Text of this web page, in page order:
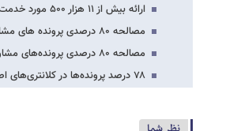
ارائه بیش از ۱۱ هزار ۵۰۰ مورد خدمت مشاوره و روانشناسی به مددجویان هرمزگانی
مصالحه ۸۰ درصدی پرونده های مشاوره در دورود / بهره مندی ۱۸۸ نفر از خدمات مشاوره پلیس…
مصالحه ۸۰ درصدی پرونده‌های مشاوره در دورود
۷۸ درصد پرونده‌ها در کلانتری‌های اصفهان به مصالحه ختم می‌شود